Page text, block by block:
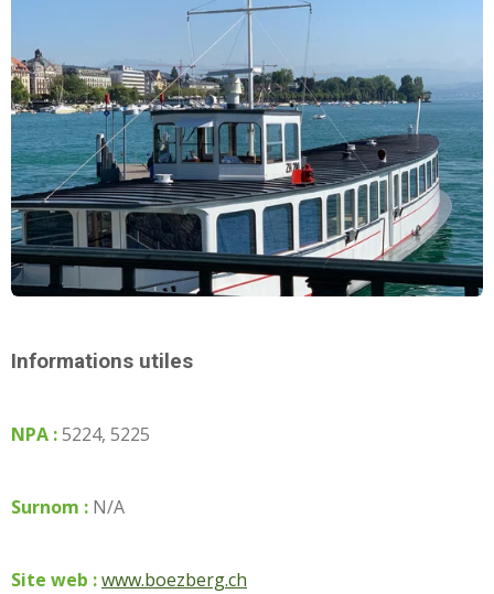
Informations utiles
NPA :5224, 5225
Surnom : N/A
Site web :www.boezberg.ch